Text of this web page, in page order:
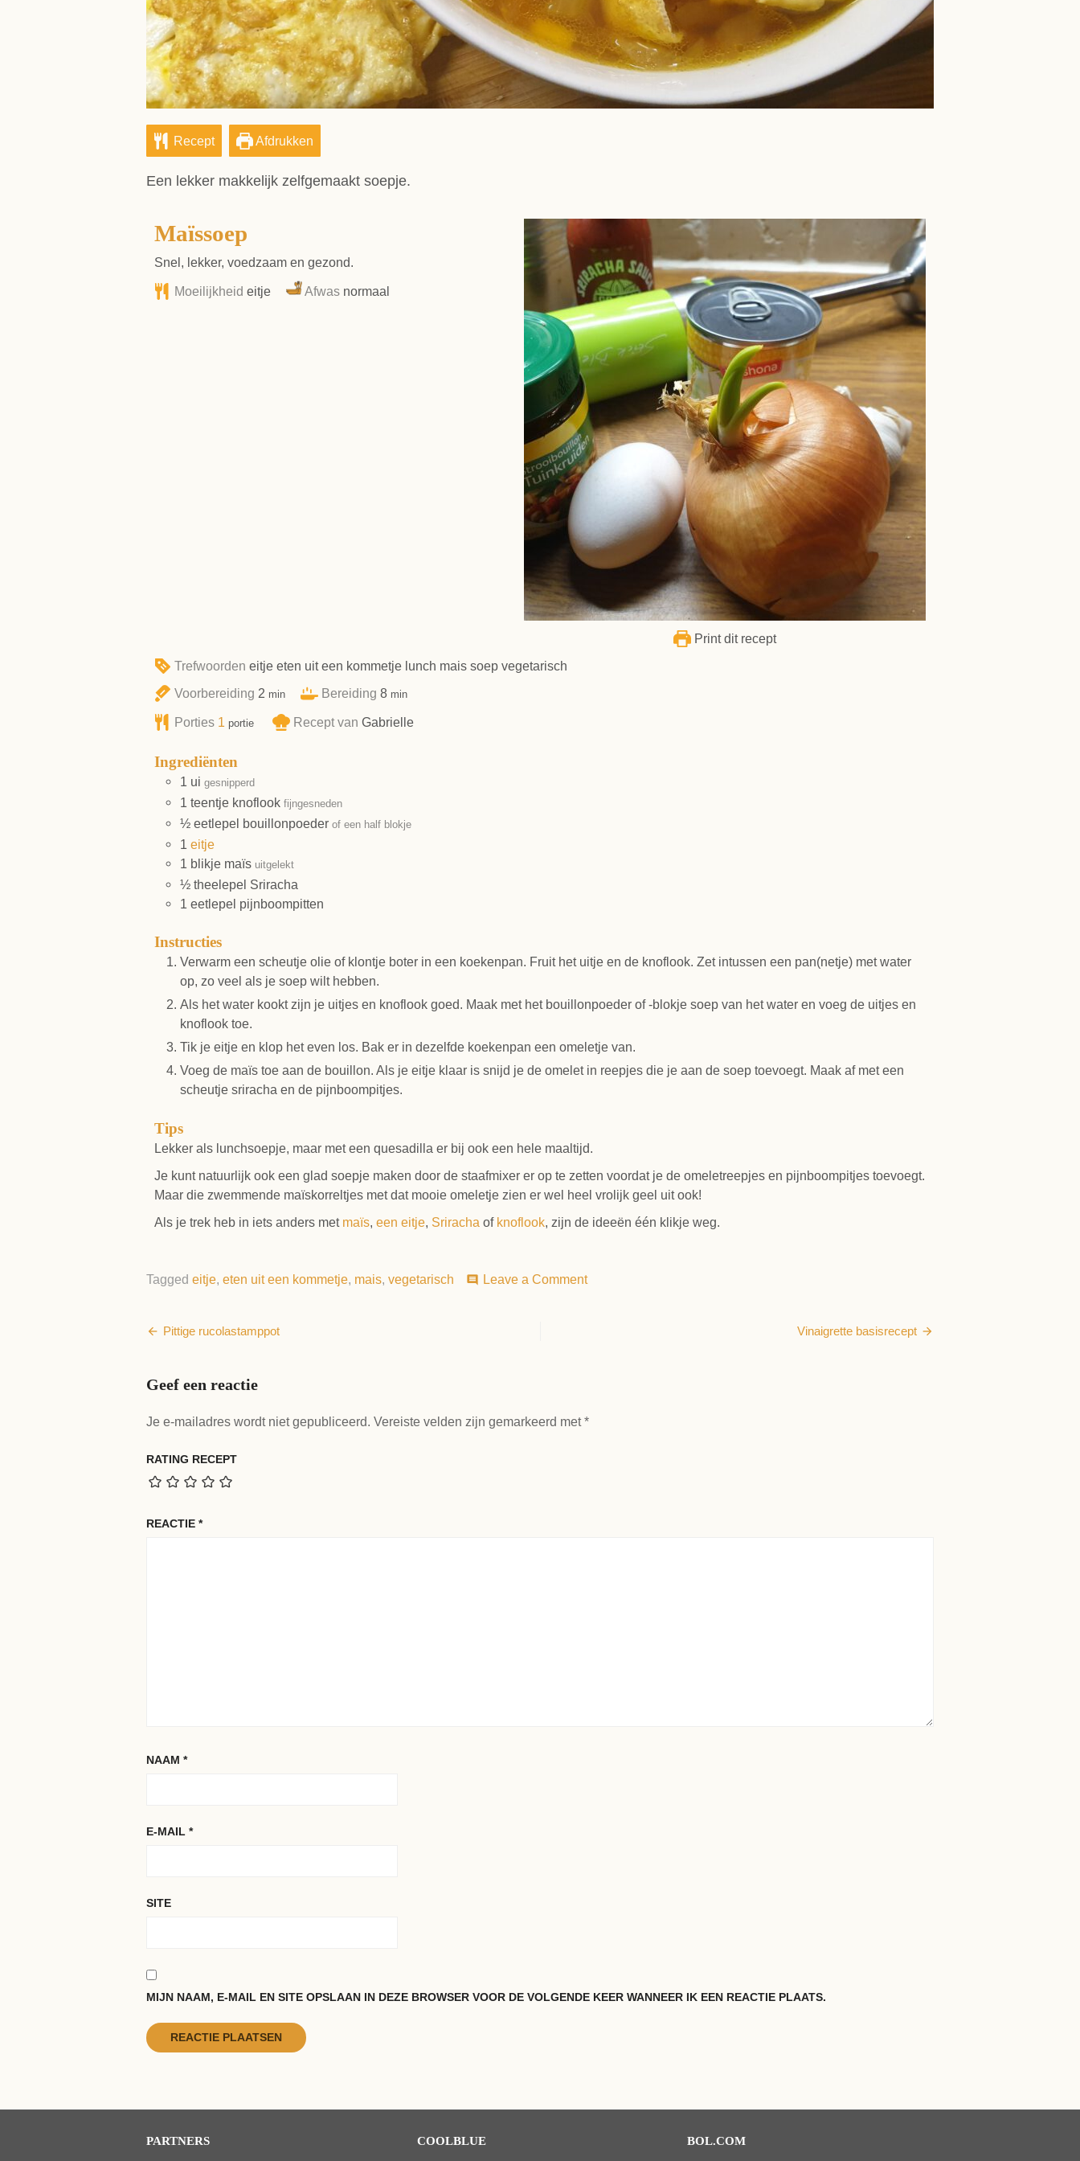
Recept Afdrukken
Een lekker makkelijk zelfgemaakt soepje.
Print dit recept
Maïssoep
Snel, lekker, voedzaam en gezond.
Moeilijkheideitje Afwas normaal
Trefwoordeneitje eten uit een kommetje lunch mais soep vegetarisch
Voorbereiding 2 minuten
min Bereiding 8minuten
min
Porties 1 portie Recept van Gabrielle
Ingrediënten
1 ui gesnipperd
1 teentje knoflook fijngesneden
½ eetlepel bouillonpoeder of een half blokje
1 eitje
1 blikje maïs uitgelekt
½ theelepel Sriracha
1 eetlepel pijnboompitten
Instructies
Verwarm een scheutje olie of klontje boter in een koekenpan. Fruit het uitje en de knoflook. Zet intussen een pan(netje) met water
op, zo veel als je soep wilt hebben.
Als het water kookt zijn je uitjes en knoflook goed. Maak met het bouillonpoeder of -blokje soep van het water en voeg de uitjes en
knoflook toe.
Tik je eitje en klop het even los. Bak er in dezelfde koekenpan een omeletje van.
Voeg de maïs toe aan de bouillon. Als je eitje klaar is snijd je de omelet in reepjes die je aan de soep toevoegt. Maak af met een
scheutje sriracha en de pijnboompitjes.
Tips
Lekker als lunchsoepje, maar met een quesadilla er bij ook een hele maaltijd.
Je kunt natuurlijk ook een glad soepje maken door de staafmixer er op te zetten voordat je de omeletreepjes en pijnboompitjes toevoegt.
Maar die zwemmende maïskorreltjes met dat mooie omeletje zien er wel heel vrolijk geel uit ook!
Als je trek heb in iets anders met maïs een eitje Sriracha of knoflook , zijn de ideeën één klikje weg.
Tagged eitje, eten uit een kommetje, mais, vegetarisch comment Leave a Commenton
Bericht
Pittige rucolastamppot Vinaigrette basisrecept
Geef een reactie
Je e-mailadres wordt niet gepubliceerd. Vereiste velden zijn gemarkeerd met*
RATING RECEPT
REACTIE *
NAAM *
E-MAIL *
SITE
MIJN NAAM, E-MAIL EN SITE OPSLAAN IN DEZE BROWSER VOOR DE VOLGENDE KEER WANNEER IK EEN REACTIE PLAATS.
PARTNERS COOLBLUE BOL.COM